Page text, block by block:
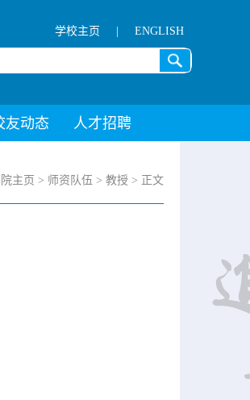
ENGLISH
学校主页
友动态 人才招聘
主页 > 师资队伍 > 教授 > 正文